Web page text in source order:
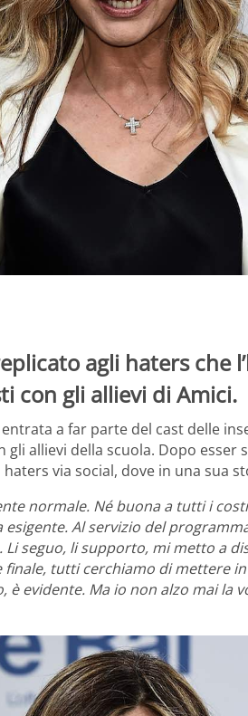
agli haters che
con gli allievi di Amici.
a far parte del cast delle
gli allievi della scuola. Dopo esser
via social, dove in una sua
normale. Né buona a tutti i
Al servizio del
Li seguo, li supporto, mi metto a
finale, tutti cerchiamo di mettere
è evidente. Ma io non alzo mai la